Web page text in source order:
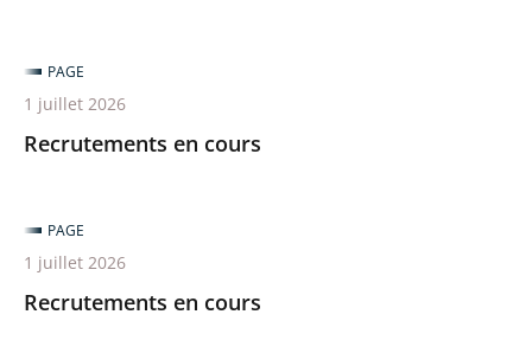
Recrutements en cours
PAGE
1 juillet 2026
Recrutements en cours
PAGE
1 juillet 2026